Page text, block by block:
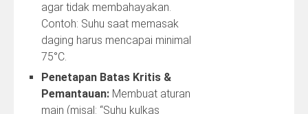
agar tidak membahayakan.
Contoh: Suhu saat memasak
daging harus mencapai minimal
75°C.
Penetapan Batas Kritis &
Pemantauan: Membuat aturan
main (misal: “Suhu kulkas